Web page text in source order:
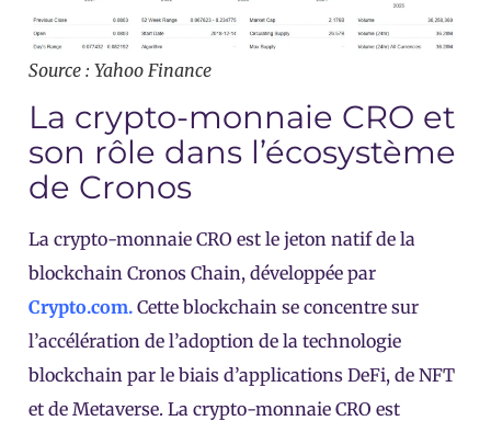
Source : Yahoo Finance
La crypto-monnaie CRO et
son rôle dans l’écosystème
de Cronos
La crypto-monnaie CRO est le jeton natif de la
blockchain Cronos Chain, développée par
Crypto.com. Cette blockchain se concentre sur
l’accélération de l’adoption de la technologie
blockchain par le biais d’applications DeFi, de NFT
et de Metaverse. La crypto-monnaie CRO est